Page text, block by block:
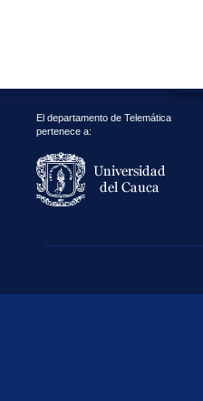
El departamento de Telemática
pertenece a: